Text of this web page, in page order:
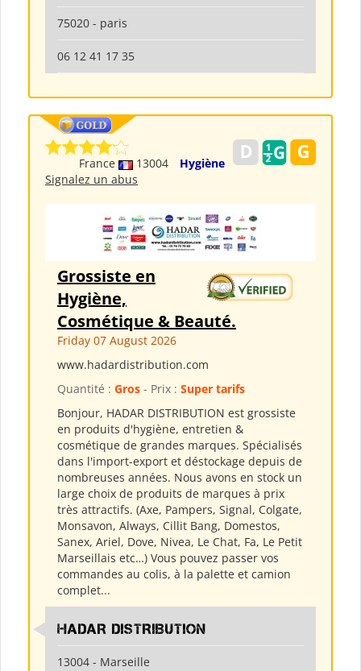
75020 - paris
06 12 41 17 35
France 13004
Hygiène
Signalez un abus
Grossiste en
Hygiène,
Cosmétique & Beauté.
Friday 07 August 2026
www.hadardistribution.com
Quantité : Gros - Prix : Super tarifs
Bonjour, HADAR DISTRIBUTION est grossiste
en produits d'hygiène, entretien &
cosmétique de grandes marques. Spécialisés
dans l'import-export et déstockage depuis de
nombreuses années. Nous avons en stock un
large choix de produits de marques à prix
très attractifs. (Axe, Pampers, Signal, Colgate,
Monsavon, Always, Cillit Bang, Domestos,
Sanex, Ariel, Dove, Nivea, Le Chat, Fa, Le Petit
Marseillais etc…) Vous pouvez passer vos
commandes au colis, à la palette et camion
complet...
HADAR DISTRIBUTION
13004 - Marseille